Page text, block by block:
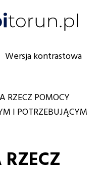
Przełącz
na:
Wersja kontrastowa
RZECZ POMOCY
I POTRZEBUJĄCYM